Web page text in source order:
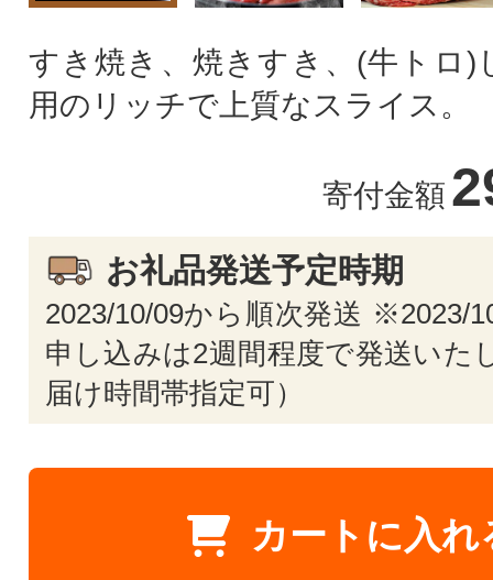
すき焼き、焼きすき、(牛トロ)
用のリッチで上質なスライス。
寄付金額
お礼品発送予定時期
2023/10/09から順次発送 ※2023/
申し込みは2週間程度で発送いた
届け時間帯指定可）
カートに入れ